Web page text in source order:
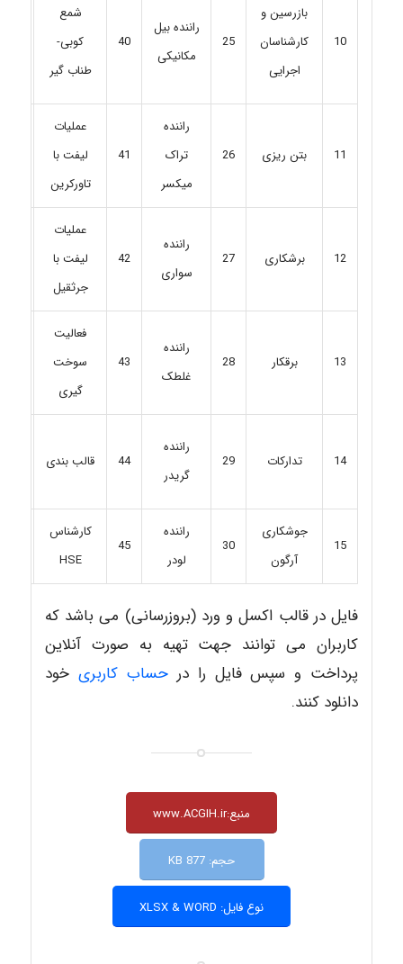
10
بازرسین و
کارشناسان
اجرایی
25
راننده بیل
مکانیکی
40
شمع
کوبی-
طناب گیر
11 بتن ریزی 26
راننده
تراک
میکسر
41
عملیات
لیفت با
تاورکرین
12 برشکاری 27
راننده
سواری
42
عملیات
لیفت با
جرثقیل
13 برقکار 28
راننده
غلطک
43
فعالیت
سوخت
گیری
14 تدارکات 29
راننده
گریدر
44 قالب بندی
15
جوشکاری
آرگون
30
راننده
لودر
45
کارشناس
HSE
فایل در قالب اکسل و ورد (بروزرسانی) می باشد که
کاربران می توانند جهت تهیه به صورت آنلاین
پرداخت و سپس فایل را درحساب کاربری خود
دانلود کنند.
منبع:www.ACGIH.ir
حجم: 877 KB
نوع فایل: XLSX & WORD